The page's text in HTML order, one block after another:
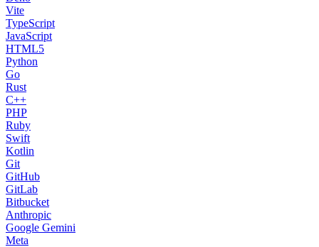
Vite
TypeScript
JavaScript
HTML5
Python
Go
Rust
C++
PHP
Ruby
Swift
Kotlin
Git
GitHub
GitLab
Bitbucket
Anthropic
Google Gemini
Meta